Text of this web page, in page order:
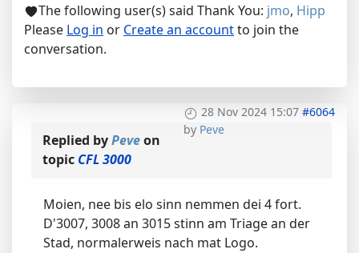
The following user(s) said Thank You: jmo, Hipp
Please Log in or Create an accountto join the
conversation.
28 Nov 2024 15:07 #6064
by Peve
Replied byPeveon
topic CFL 3000
Moien, nee bis elo sinn nemmen dei 4 fort.
D'3007, 3008 an 3015 stinn am Triage an der
Stad, normalerweis nach mat Logo.